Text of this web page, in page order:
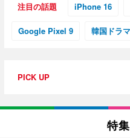
注目の話題 iPhone 16
Google Pixel 9 韓国ドラマ
PICK UP
特